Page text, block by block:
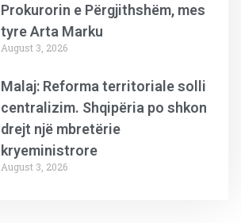
Prokurorin e Përgjithshëm, mes
tyre Arta Marku
August 3, 2026
Malaj: Reforma territoriale solli
centralizim. Shqipëria po shkon
drejt një mbretërie
kryeministrore
August 3, 2026